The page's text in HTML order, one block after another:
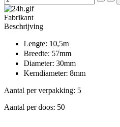
Fabrikant
Beschrijving
Lengte: 10,5m
Breedte: 57mm
Diameter: 30mm
Kerndiameter: 8mm
Aantal per verpakking: 5
Aantal per doos: 50